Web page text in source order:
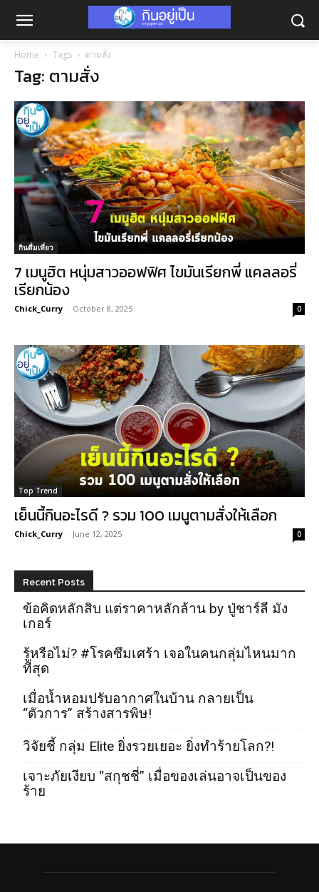
Home Tags ตามสั่ง
Tag: ตามสั่ง
กินดื่มเที่ยว
7 เมนูฮิต หนุ่มสาวออฟฟิศ ไขมันเรียกพี่ แคลลอรี่
เรียกน้อง
Chick_Curry - October 8, 2025 0
Top Trend
เย็นนี้กินอะไรดี ? รวม 100 เมนูตามสั่งให้เลือก
Chick_Curry - June 12, 2025 0
Recent Posts
ข้อคิดหลักสิบ แต่ราคาหลักล้าน by ปู่ชาร์ลี มัง
เกอร์
รู้หรือไม่? #โรคซึมเศร้า เจอในคนกลุ่มไหนมาก
ที่สุด
เมื่อน้ำหอมปรับอากาศในบ้าน กลายเป็น
“ตัวการ” สร้างสารพิษ!
วิจัยชี้ กลุ่ม Elite ยิ่งรวยเยอะ ยิ่งทำร้ายโลก?!
เจาะภัยเงียบ “สกุชชี่” เมื่อของเล่นอาจเป็นของ
ร้าย